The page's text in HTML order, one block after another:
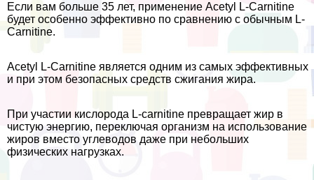
Если вам больше 35 лет, применение Acetyl L-Carnitine
будет особенно эффективно по сравнению с обычным L-
Carnitine.
Acetyl L-Carnitine является одним из самых эффективных
и при этом безопасных средств сжигания жира.
При участии кислорода L-сarnitine превращает жир в
чистую энергию, переключая организм на использование
жиров вместо углеводов даже при небольших
физических нагрузках.